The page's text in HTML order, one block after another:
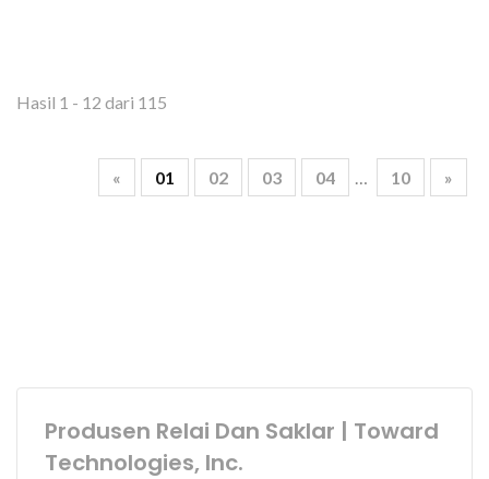
Hasil 1 - 12 dari 115
« 01 02 03 04 … 10 »
Produsen Relai Dan Saklar | Toward
Technologies, Inc.